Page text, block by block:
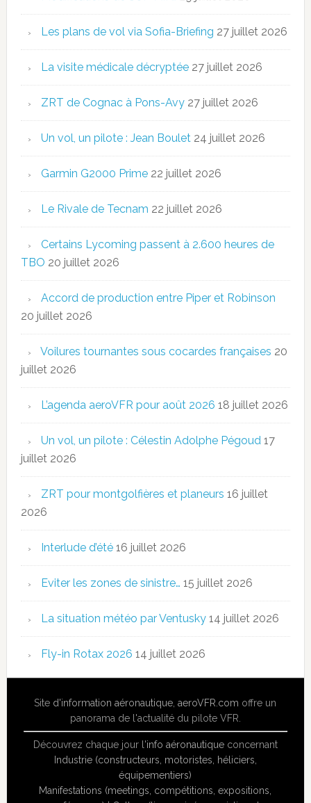
Les plans de vol via Sofia-Briefing 27 juillet 2026
La visite médicale décryptée 27 juillet 2026
ZRT de Cognac à Pons-Avy 27 juillet 2026
Un vol, un pilote : Jean Boulet 24 juillet 2026
Garmin G2000 Prime 22 juillet 2026
Le Rivale de Tecnam 22 juillet 2026
Certains Lycoming passent à 2.600 heures de
TBO 20 juillet 2026
Accord de production entre Piper et Robinson
20 juillet 2026
Voilures tournantes sous cocardes françaises 20
juillet 2026
L’agenda aeroVFR pour août 2026 18 juillet 2026
Un vol, un pilote : Célestin Adolphe Pégoud 17
juillet 2026
ZRT pour montgolfières et planeurs 16 juillet
2026
Interlude d’été 16 juillet 2026
Eviter les zones de sinistre… 15 juillet 2026
La situation météo par Ventusky 14 juillet 2026
Fly-in Rotax 2026 14 juillet 2026
Site d'information aéronautique ,aeroVFR.com offre un
panorama de l'actualité du pilote VFR.
Découvrez chaque jour l'info aéronautiqueconcernant
Industrie (constructeurs, motoristes, héliciers,
équipementiers)
Manifestations (meetings, compétitions, expositions,